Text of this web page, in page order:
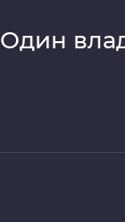
Один